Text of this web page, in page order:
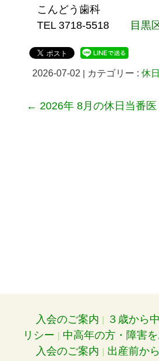
こんどう歯科
TEL 3718-5518 目黒
2026-07-02 | カテゴリー : 休
← 2026年 8月の休日当番医
入会のご案内 ３歳から
リシー
中高年の方・障害
入会のご案内
出産前か